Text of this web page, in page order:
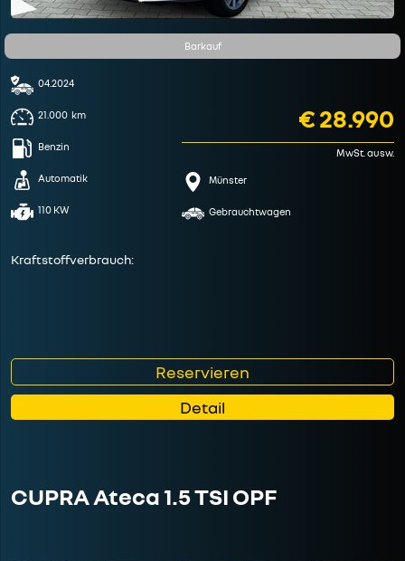
Barkauf
04.2024
21.000 km
Benzin
Automatik
110 KW
€ 28.990
MwSt. ausw.
Münster
Gebrauchtwagen
Kraftstoffverbrauch:
Reservieren
Detail
CUPRA Ateca 1.5 TSI OPF